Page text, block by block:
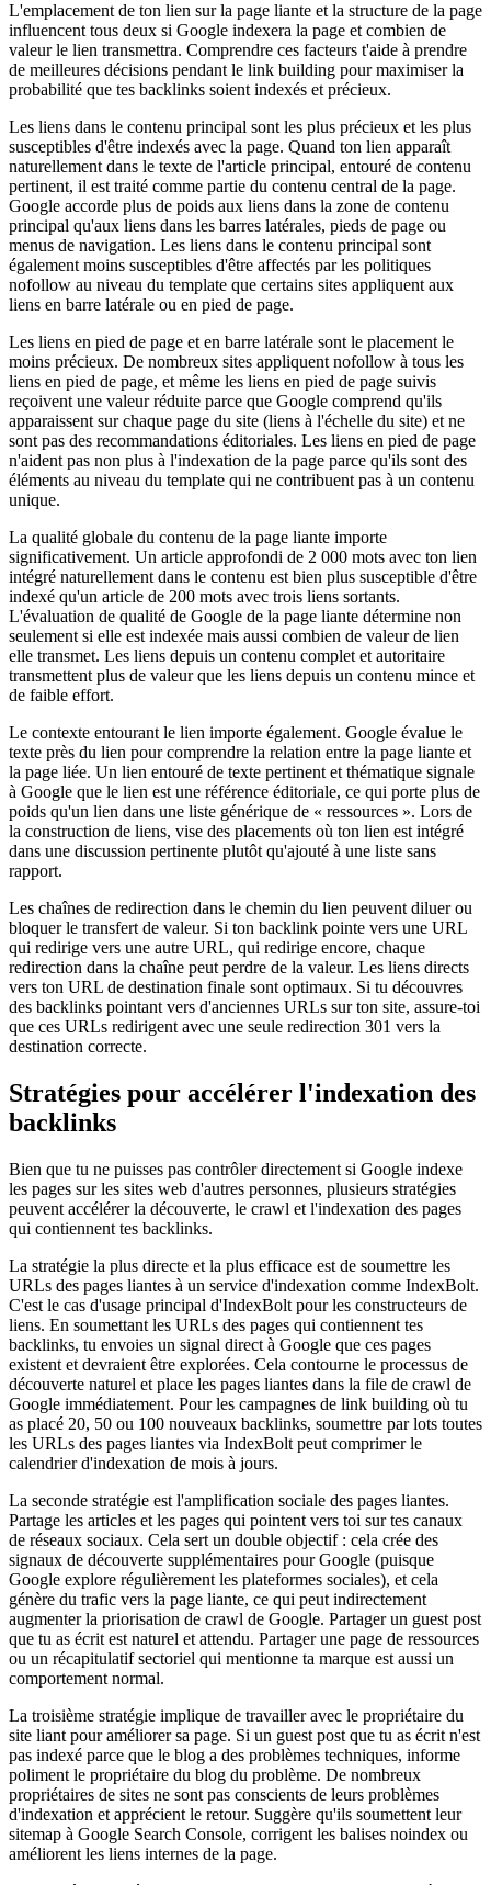
L'emplacement de ton lien sur la page liante et la structure de la page
influencent tous deux si Google indexera la page et combien de
valeur le lien transmettra. Comprendre ces facteurs t'aide à prendre
de meilleures décisions pendant le link building pour maximiser la
probabilité que tes backlinks soient indexés et précieux.
Les liens dans le contenu principal sont les plus précieux et les plus
susceptibles d'être indexés avec la page. Quand ton lien apparaît
naturellement dans le texte de l'article principal, entouré de contenu
pertinent, il est traité comme partie du contenu central de la page.
Google accorde plus de poids aux liens dans la zone de contenu
principal qu'aux liens dans les barres latérales, pieds de page ou
menus de navigation. Les liens dans le contenu principal sont
également moins susceptibles d'être affectés par les politiques
nofollow au niveau du template que certains sites appliquent aux
liens en barre latérale ou en pied de page.
Les liens en pied de page et en barre latérale sont le placement le
moins précieux. De nombreux sites appliquent nofollow à tous les
liens en pied de page, et même les liens en pied de page suivis
reçoivent une valeur réduite parce que Google comprend qu'ils
apparaissent sur chaque page du site (liens à l'échelle du site) et ne
sont pas des recommandations éditoriales. Les liens en pied de page
n'aident pas non plus à l'indexation de la page parce qu'ils sont des
éléments au niveau du template qui ne contribuent pas à un contenu
unique.
La qualité globale du contenu de la page liante importe
significativement. Un article approfondi de 2 000 mots avec ton lien
intégré naturellement dans le contenu est bien plus susceptible d'être
indexé qu'un article de 200 mots avec trois liens sortants.
L'évaluation de qualité de Google de la page liante détermine non
seulement si elle est indexée mais aussi combien de valeur de lien
elle transmet. Les liens depuis un contenu complet et autoritaire
transmettent plus de valeur que les liens depuis un contenu mince et
de faible effort.
Le contexte entourant le lien importe également. Google évalue le
texte près du lien pour comprendre la relation entre la page liante et
la page liée. Un lien entouré de texte pertinent et thématique signale
à Google que le lien est une référence éditoriale, ce qui porte plus de
poids qu'un lien dans une liste générique de « ressources ». Lors de
la construction de liens, vise des placements où ton lien est intégré
dans une discussion pertinente plutôt qu'ajouté à une liste sans
rapport.
Les chaînes de redirection dans le chemin du lien peuvent diluer ou
bloquer le transfert de valeur. Si ton backlink pointe vers une URL
qui redirige vers une autre URL, qui redirige encore, chaque
redirection dans la chaîne peut perdre de la valeur. Les liens directs
vers ton URL de destination finale sont optimaux. Si tu découvres
des backlinks pointant vers d'anciennes URLs sur ton site, assure-toi
que ces URLs redirigent avec une seule redirection 301 vers la
destination correcte.
Stratégies pour accélérer l'indexation des
backlinks
Bien que tu ne puisses pas contrôler directement si Google indexe
les pages sur les sites web d'autres personnes, plusieurs stratégies
peuvent accélérer la découverte, le crawl et l'indexation des pages
qui contiennent tes backlinks.
La stratégie la plus directe et la plus efficace est de soumettre les
URLs des pages liantes à un service d'indexation comme IndexBolt.
C'est le cas d'usage principal d'IndexBolt pour les constructeurs de
liens. En soumettant les URLs des pages qui contiennent tes
backlinks, tu envoies un signal direct à Google que ces pages
existent et devraient être explorées. Cela contourne le processus de
découverte naturel et place les pages liantes dans la file de crawl de
Google immédiatement. Pour les campagnes de link building où tu
as placé 20, 50 ou 100 nouveaux backlinks, soumettre par lots toutes
les URLs des pages liantes via IndexBolt peut comprimer le
calendrier d'indexation de mois à jours.
La seconde stratégie est l'amplification sociale des pages liantes.
Partage les articles et les pages qui pointent vers toi sur tes canaux
de réseaux sociaux. Cela sert un double objectif : cela crée des
signaux de découverte supplémentaires pour Google (puisque
Google explore régulièrement les plateformes sociales), et cela
génère du trafic vers la page liante, ce qui peut indirectement
augmenter la priorisation de crawl de Google. Partager un guest post
que tu as écrit est naturel et attendu. Partager une page de ressources
ou un récapitulatif sectoriel qui mentionne ta marque est aussi un
comportement normal.
La troisième stratégie implique de travailler avec le propriétaire du
site liant pour améliorer sa page. Si un guest post que tu as écrit n'est
pas indexé parce que le blog a des problèmes techniques, informe
poliment le propriétaire du blog du problème. De nombreux
propriétaires de sites ne sont pas conscients de leurs problèmes
d'indexation et apprécient le retour. Suggère qu'ils soumettent leur
sitemap à Google Search Console, corrigent les balises noindex ou
améliorent les liens internes de la page.